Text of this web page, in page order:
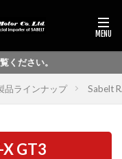
品ラインナップ Sabelt
GT3